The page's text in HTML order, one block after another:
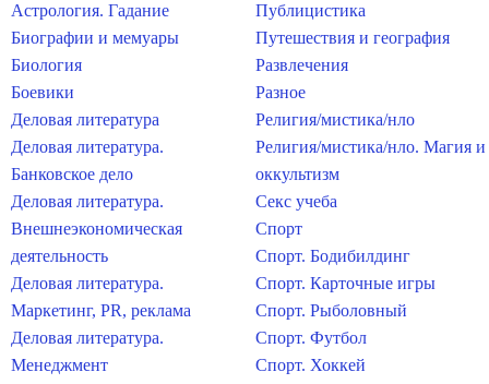
Астрология. Гадание
Биографии и мемуары
Биология
Боевики
Деловая литература
Деловая литература.
Банковское дело
Деловая литература.
Внешнеэкономическая
деятельность
Деловая литература.
Маркетинг, PR, реклама
Деловая литература.
Менеджмент
Публицистика
Путешествия и география
Развлечения
Разное
Религия/мистика/нло
Религия/мистика/нло. Магия и
оккультизм
Секс учеба
Спорт
Спорт. Бодибилдинг
Спорт. Карточные игры
Спорт. Рыболовный
Спорт. Футбол
Спорт. Хоккей